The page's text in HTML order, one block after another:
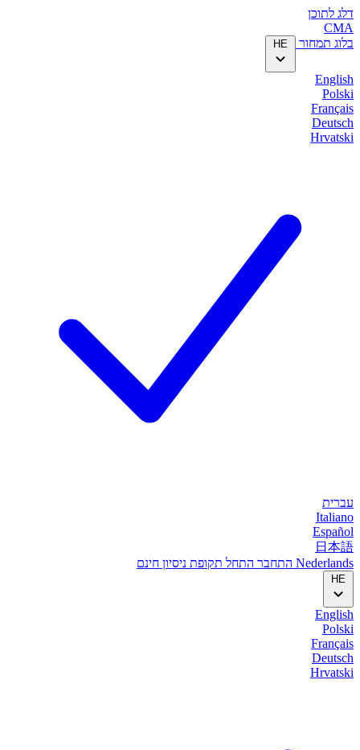
דלג לתוכן
CMA
בלוג תמחור HE
English
Polski
Français
Deutsch
Hrvatski
עברית
Italiano
Español
日本語
Nederlands התחבר התחל תקופת ניסיון חינם
HE
English
Polski
Français
Deutsch
Hrvatski